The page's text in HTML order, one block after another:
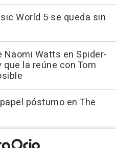
World 5 se queda sin
Naomi Watts en Spider-
que la reúne con Tom
póstumo en The